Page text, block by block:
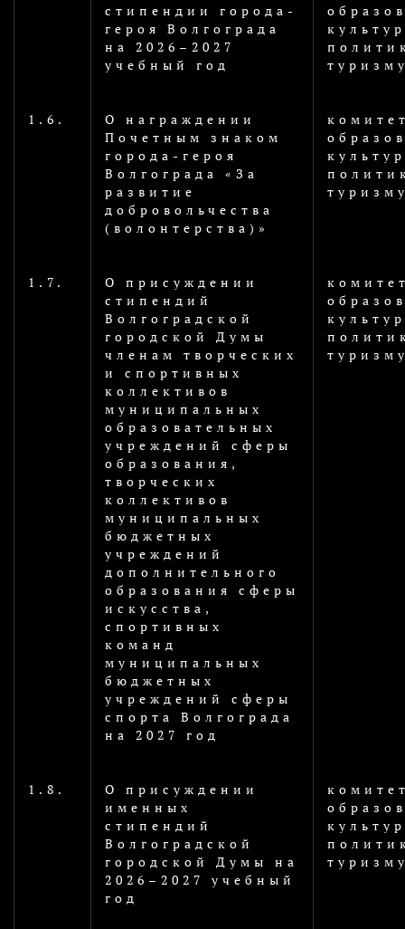
стипендии города-
героя Волгограда
на 2026–2027
учебный год
1.6.
О награждении
Почетным знаком
города-героя
Волгограда «За
развитие
добровольчества
(волонтерства)»
1.7.
О присуждении
стипендий
Волгоградской
городской Думы
членам творческих
и спортивных
коллективов
муниципальных
образовательных
учреждений сферы
образования,
творческих
коллективов
муниципальных
бюджетных
учреждений
дополнительного
образования сферы
искусства,
спортивных
команд
муниципальных
бюджетных
учреждений сферы
спорта Волгограда
на 2027 год
1.8.
О присуждении
именных
стипендий
Волгоградской
городской Думы на
2026–2027 учебный
год